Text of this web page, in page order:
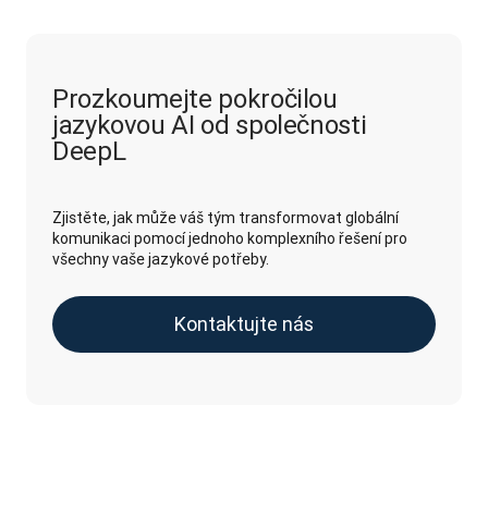
Prozkoumejte pokročilou
jazykovou AI od společnosti
DeepL
Zjistěte, jak může váš tým transformovat globální
komunikaci pomocí jednoho komplexního řešení pro
všechny vaše jazykové potřeby.
Kontaktujte nás